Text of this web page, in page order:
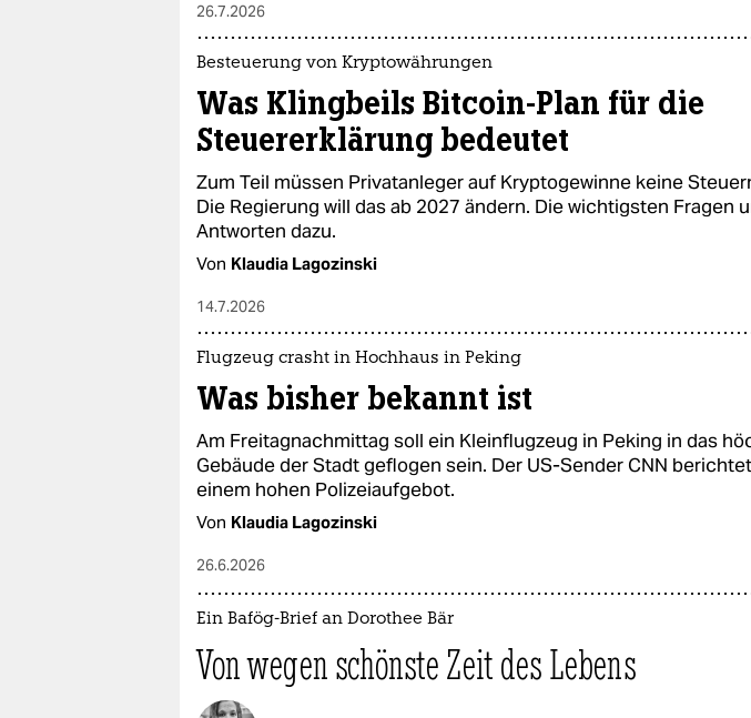
26.7.2026
Besteuerung von Kryptowährungen
Was Klingbeils Bitcoin-Plan für die
Steuererklärung bedeutet
Zum Teil müssen Privatanleger auf Kryptogewinne keine
Die Regierung will das ab 2027 ändern. Die wichtigsten Fragen
Antworten dazu.
Von Klaudia Lagozinski
14.7.2026
Flugzeug crasht in Hochhaus in Peking
Was bisher bekannt ist
Am Freitagnachmittag soll ein Kleinflugzeug in Peking in das
Gebäude der Stadt geflogen sein. Der US-Sender CNN
einem hohen Polizeiaufgebot.
Von Klaudia Lagozinski
26.6.2026
Ein Bafög-Brief an Dorothee Bär
Von wegen schönste Zeit des Lebens